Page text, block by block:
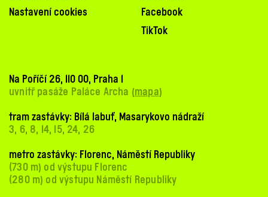
Nastavení cookies
Facebook
TikTok
Na Poříčí 26, 110 00, Praha 1
uvnitř pasáže Paláce Archa (mapa)
tram zastávky: Bílá labuť, Masarykovo nádraží
3, 6, 8, 14, 15, 24, 26
metro zastávky: Florenc, Náměstí Republiky
(730 m) od výstupu Florenc
(280 m) od výstupu Náměstí Republiky